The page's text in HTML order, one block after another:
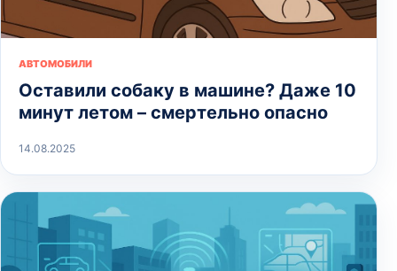
АВТОМОБИЛИ
Оставили собаку в машине? Даже 10
минут летом – смертельно опасно
14.08.2025